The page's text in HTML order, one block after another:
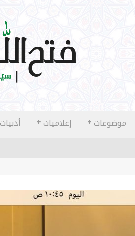
موضوعات إعلاميات أدبيات
والخيالات